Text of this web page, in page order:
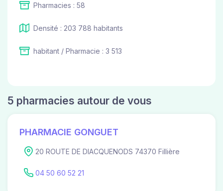
Pharmacies : 58
Densité : 203 788 habitants
habitant / Pharmacie : 3 513
5 pharmacies autour de vous
PHARMACIE GONGUET
20 ROUTE DE DIACQUENODS 74370 Fillière
04 50 60 52 21